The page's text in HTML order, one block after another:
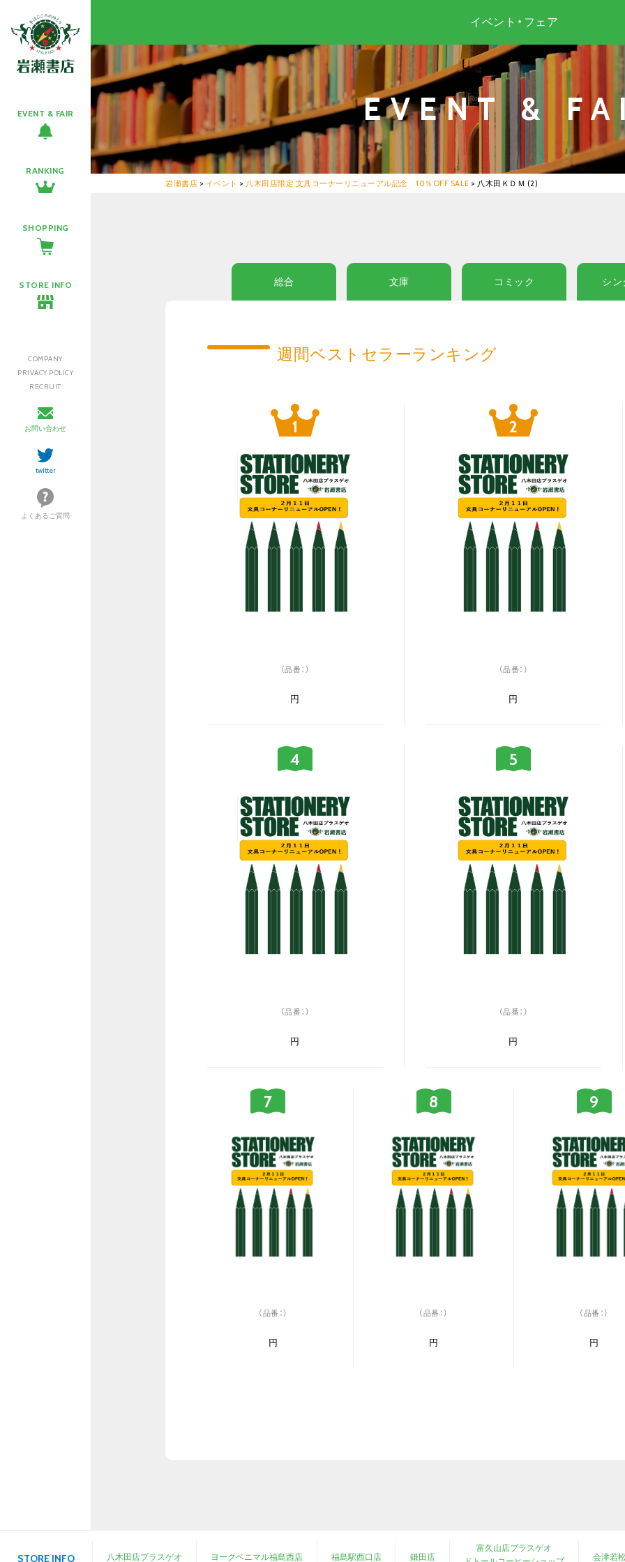
EVENT & FAIR
RANKING
SHOPPING
STORE INFO
COMPANY
PRIVACY POLICY
RECRUIT
お問い合わせ
twitter
よくあるご質問
イベント・フェア
EVENT &
岩瀬書店 > イベント > 八木田店限定 文具コーナーリニューアル記念 10％OFF SALE > 八木田ＫＤＭ (2)
総合 文庫 コミック シン
週間ベストセラーランキング
（品番：）
円
（品番：）
円
（品番：）
円
（品番：）
円
（品番：）
円
（品番：）
円
（品番：）
円
STORE INFO 八木田店プラスゲオ ヨークベニマル福島西店 福島駅西口店 鎌田店
富久山店プラスゲオ
会津若